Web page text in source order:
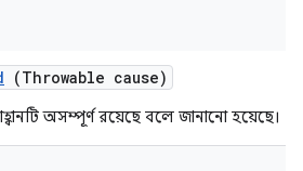
(Throwable cause)
অসম্পূর্ণ রয়েছে বলে জানানো হয়েছে।